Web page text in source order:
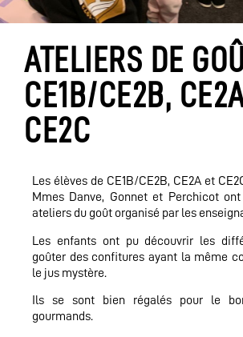
ATELIERS DE
CE1B/CE2B,
CE2C
Les élèves de CE1B/CE2B, CE2A et
Mmes Danve, Gonnet et Perchicot
ateliers du goût organisé par les
Les enfants ont pu découvrir les
goûter des confitures ayant la même
le jus mystère.
Ils se sont bien régalés pour le
gourmands.